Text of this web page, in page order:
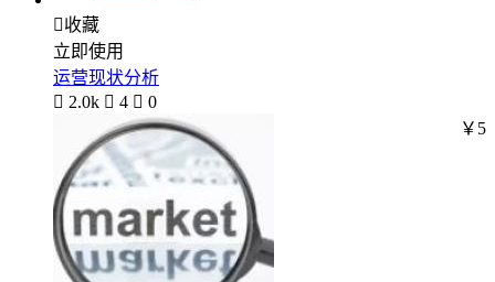
收藏
立即使用
运营现状分析
 2.0k  4  0
￥5